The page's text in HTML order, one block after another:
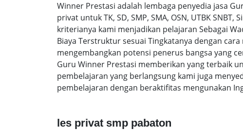
Winner Prestasi adalah lembaga penyedia jasa
privat untuk TK, SD, SMP, SMA, OSN, UTBK
kriterianya kami menjadikan pelajaran Sebagai
Biaya Terstruktur sesuai Tingkatanya dengan
mengembangkan potensi penerus bangsa yang
Guru Winner Prestasi memberikan yang terbaik
pembelajaran yang berlangsung kami juga
pembelajaran dengan beraktifitas mengunakan
les privat smp pabaton